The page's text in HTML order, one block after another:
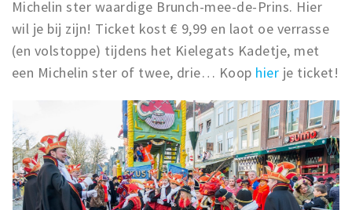
Michelin ster waardige Brunch-mee-de-Prins. Hier
wil je bij zijn! Ticket kost € 9,99 en laot oe verrasse
(en volstoppe) tijdens het Kielegats Kadetje, met
een Michelin ster of twee, drie… Koop hier je ticket!